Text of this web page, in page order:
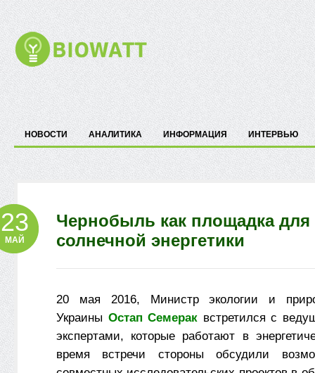
НОВОСТИ АНАЛИТИКА ИНФОРМАЦИЯ ИНТЕРВЬЮ
Чернобыль как площадка для
солнечной энергетики
23
МАЙ
20 мая 2016, Министр экологии и
Украины Остап Семерак встретился с
экспертами, которые работают в
время встречи стороны обсудили